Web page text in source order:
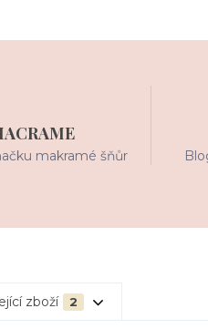
makramé šňůr
zboží 2